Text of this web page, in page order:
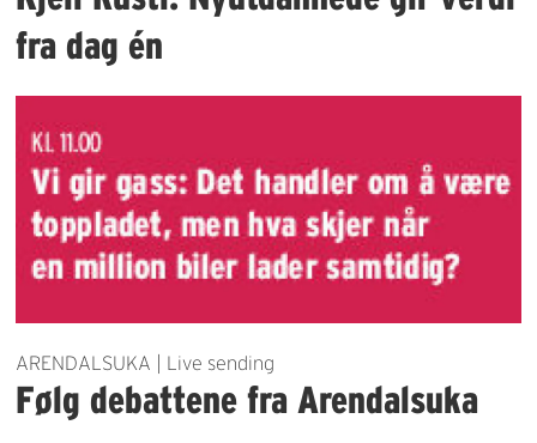
fra dag én
ARENDALSUKA | Live sending
Følg debattene fra Arendalsuka